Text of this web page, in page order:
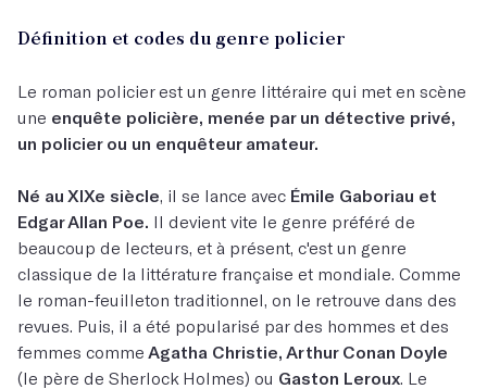
Définition et codes du genre policier
Le roman policier est un genre littéraire qui met en scène
une enquête policière, menée par un détective privé,
un policier ou un enquêteur amateur.
Né au XIXe siècle, il se lance avec Émile Gaboriau et
Edgar Allan Poe. Il devient vite le genre préféré de
beaucoup de lecteurs, et à présent, c'est un genre
classique de la littérature française et mondiale. Comme
le roman-feuilleton traditionnel, on le retrouve dans des
revues. Puis, il a été popularisé par des hommes et des
femmes comme Agatha Christie, Arthur Conan Doyle
(le père de Sherlock Holmes) ou Gaston Leroux. Le